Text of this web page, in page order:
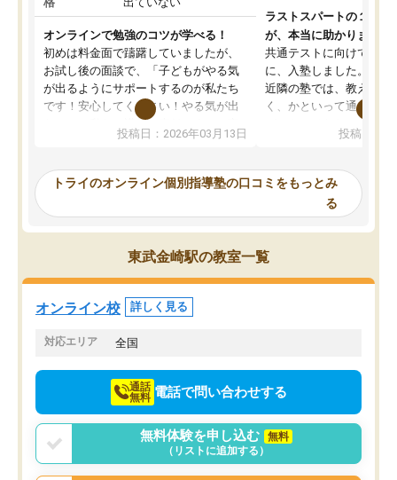
オンラインで勉強のコツが学べる！
初めは料金面で躊躇していましたが、
お試し後の面談で、「子どもがやる気
が出るようにサポートするのが私たち
です！安心してください！やる気が出
ないのは私たち講師の責任です」と言
ってくださり、確かに！と考えて、思
ったんですが、学生の先生から学ぶこ
み、徐々に成績が上がったらいいなと
思っていました。何が今足りないのか
を的確に指導いただき、子どももびっ
くりするほど楽しんでやる気を持って
塾を受けています。狙い通り、少しず
つ成績も上がり、苦手意識も無くなっ
てきたので、さらに苦手な数学も追加
でお願いしました。来年の高校受験に
投稿日：2026年03月13日
ラストスパートの１か月
が、本当に助かりました
共通テストに向けての追
に、入塾しました。田舎
近隣の塾では、教えても
く、かといって通うには
可能なので本当に助か
らないところをピンポイ
頂いて、とてもわかり
していました。一生を
スト、多少お金がかかっ
思い切って入塾してよか
投稿日：
トライのオンライン個別指導塾の口コミをもっとみ
る
東武金崎駅の教室一覧
オンライン校 詳しく見る
対応エリア 全国
通話
無料 電話で問い合わせする
無料体験を申し込む
無料
（リストに追加する）